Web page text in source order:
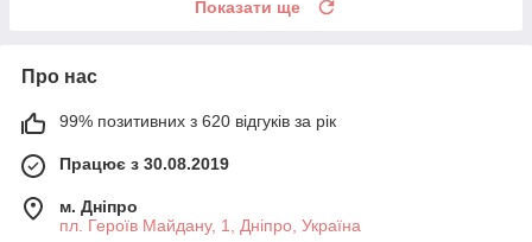
Показати ще
Про нас
99% позитивних з 620 відгуків за рік
Працює з 30.08.2019
м. Дніпро
пл. Героїв Майдану, 1, Дніпро, Україна